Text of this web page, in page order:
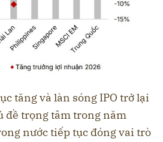
tăng và làn sóng IPO trở lại
đề trọng tâm trong năm
nước tiếp tục đóng vai trò